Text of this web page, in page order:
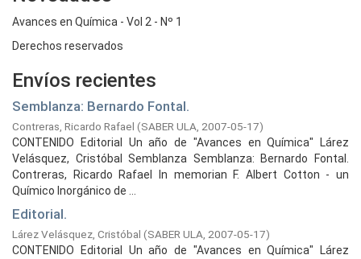
Avances en Química - Vol 2 - Nº 1
Derechos reservados
Envíos recientes
Semblanza: Bernardo Fontal.
Contreras, Ricardo Rafael (SABER ULA, 2007-05-17)
CONTENIDO Editorial Un año de "Avances en Química" Lárez
Velásquez, Cristóbal Semblanza Semblanza: Bernardo Fontal.
Contreras, Ricardo Rafael In memorian F. Albert Cotton - un
Químico Inorgánico de ...
Editorial.
Lárez Velásquez, Cristóbal (SABER ULA, 2007-05-17)
CONTENIDO Editorial Un año de "Avances en Química" Lárez